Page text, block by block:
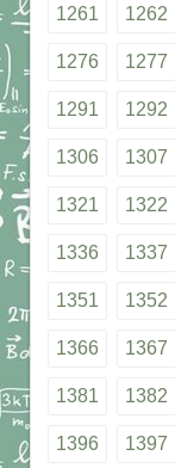
1261 1262
1276 1277
1291 1292
1306 1307
1321 1322
1336 1337
1351 1352
1366 1367
1381 1382
1396 1397